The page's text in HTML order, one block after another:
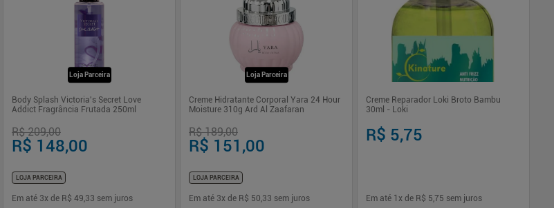
Loja Parceira
Body Splash Victoria's Secret Love
Addict Fragrância Frutada 250ml
R$ 209,00
R$ 148,00
LOJA PARCEIRA
Em até 3x de R$ 49,33 sem juros
Loja Parceira
Creme Hidratante Corporal Yara 24 Hour
Moisture 310g Ard Al Zaafaran
R$ 189,00
R$ 151,00
LOJA PARCEIRA
Em até 3x de R$ 50,33 sem juros
Creme Reparador Loki Broto Bambu
30ml - Loki
R$ 5,75
Em até 1 x de R$ 5,75 sem juros